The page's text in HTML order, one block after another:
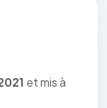
et mis à